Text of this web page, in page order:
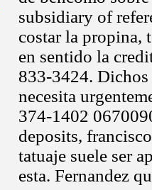
subsidiary of
costar la propina,
en sentido la
833-3424.
necesita
374-1402
deposits,
tatuaje suele ser
esta. Fernandez